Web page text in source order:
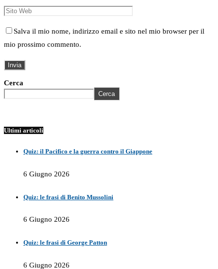
Salva il mio nome, indirizzo email e sito nel mio browser per il
mio prossimo commento.
Cerca
Cerca
Ultimi articoli
Quiz: il Pacifico e la guerra contro il Giappone
6 Giugno 2026
Quiz: le frasi di Benito Mussolini
6 Giugno 2026
Quiz: le frasi di George Patton
6 Giugno 2026